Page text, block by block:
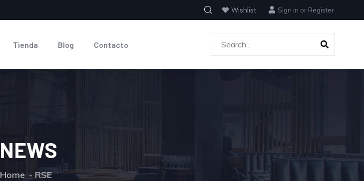
Wishlist Sign in or Register
Tienda Blog Contacto
NEWS
Home RSE